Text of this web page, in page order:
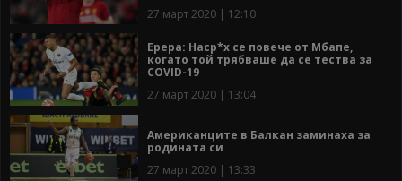
27 март 2020 | 12:10
Ерера: Наср*х се повече от Мбапе,
когато той трябваше да се тества за
COVID-19
27 март 2020 | 13:04
Американците в Балкан заминаха за
родината си
27 март 2020 | 13:33